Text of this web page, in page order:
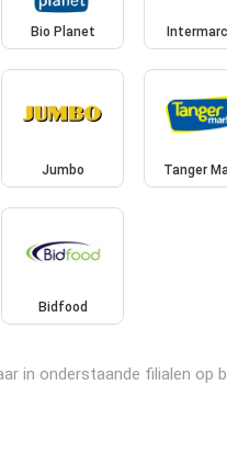
Bio Planet
Jumbo Tanger
Bidfood
in onderstaande filialen op